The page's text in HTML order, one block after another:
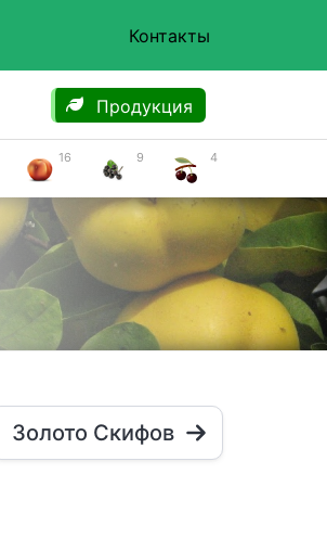
Контакты
Продукция
16 9 4
Золото Скифов